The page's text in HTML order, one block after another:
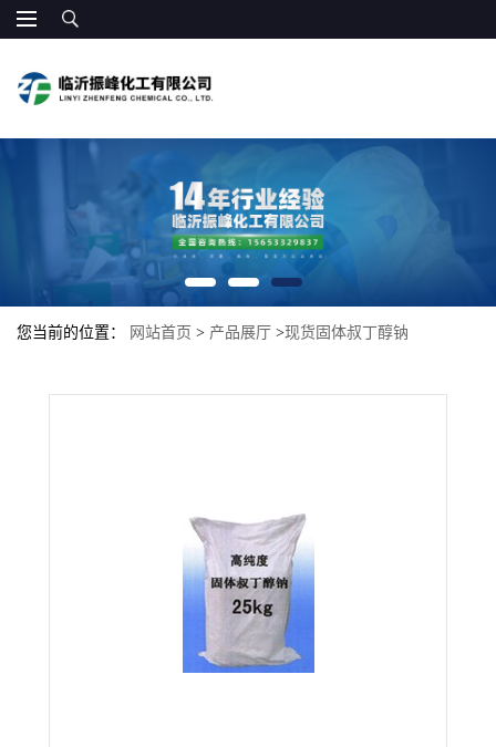
您当前的位置： 网站首页 > 产品展厅 >现货固体叔丁醇钠